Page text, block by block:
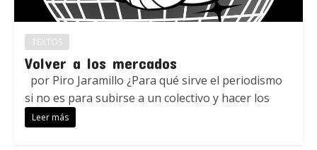
TEXTOS
Volver a los mercados
por Piro Jaramillo ¿Para qué sirve el periodismo
si no es para subirse a un colectivo y hacer los
Leer más